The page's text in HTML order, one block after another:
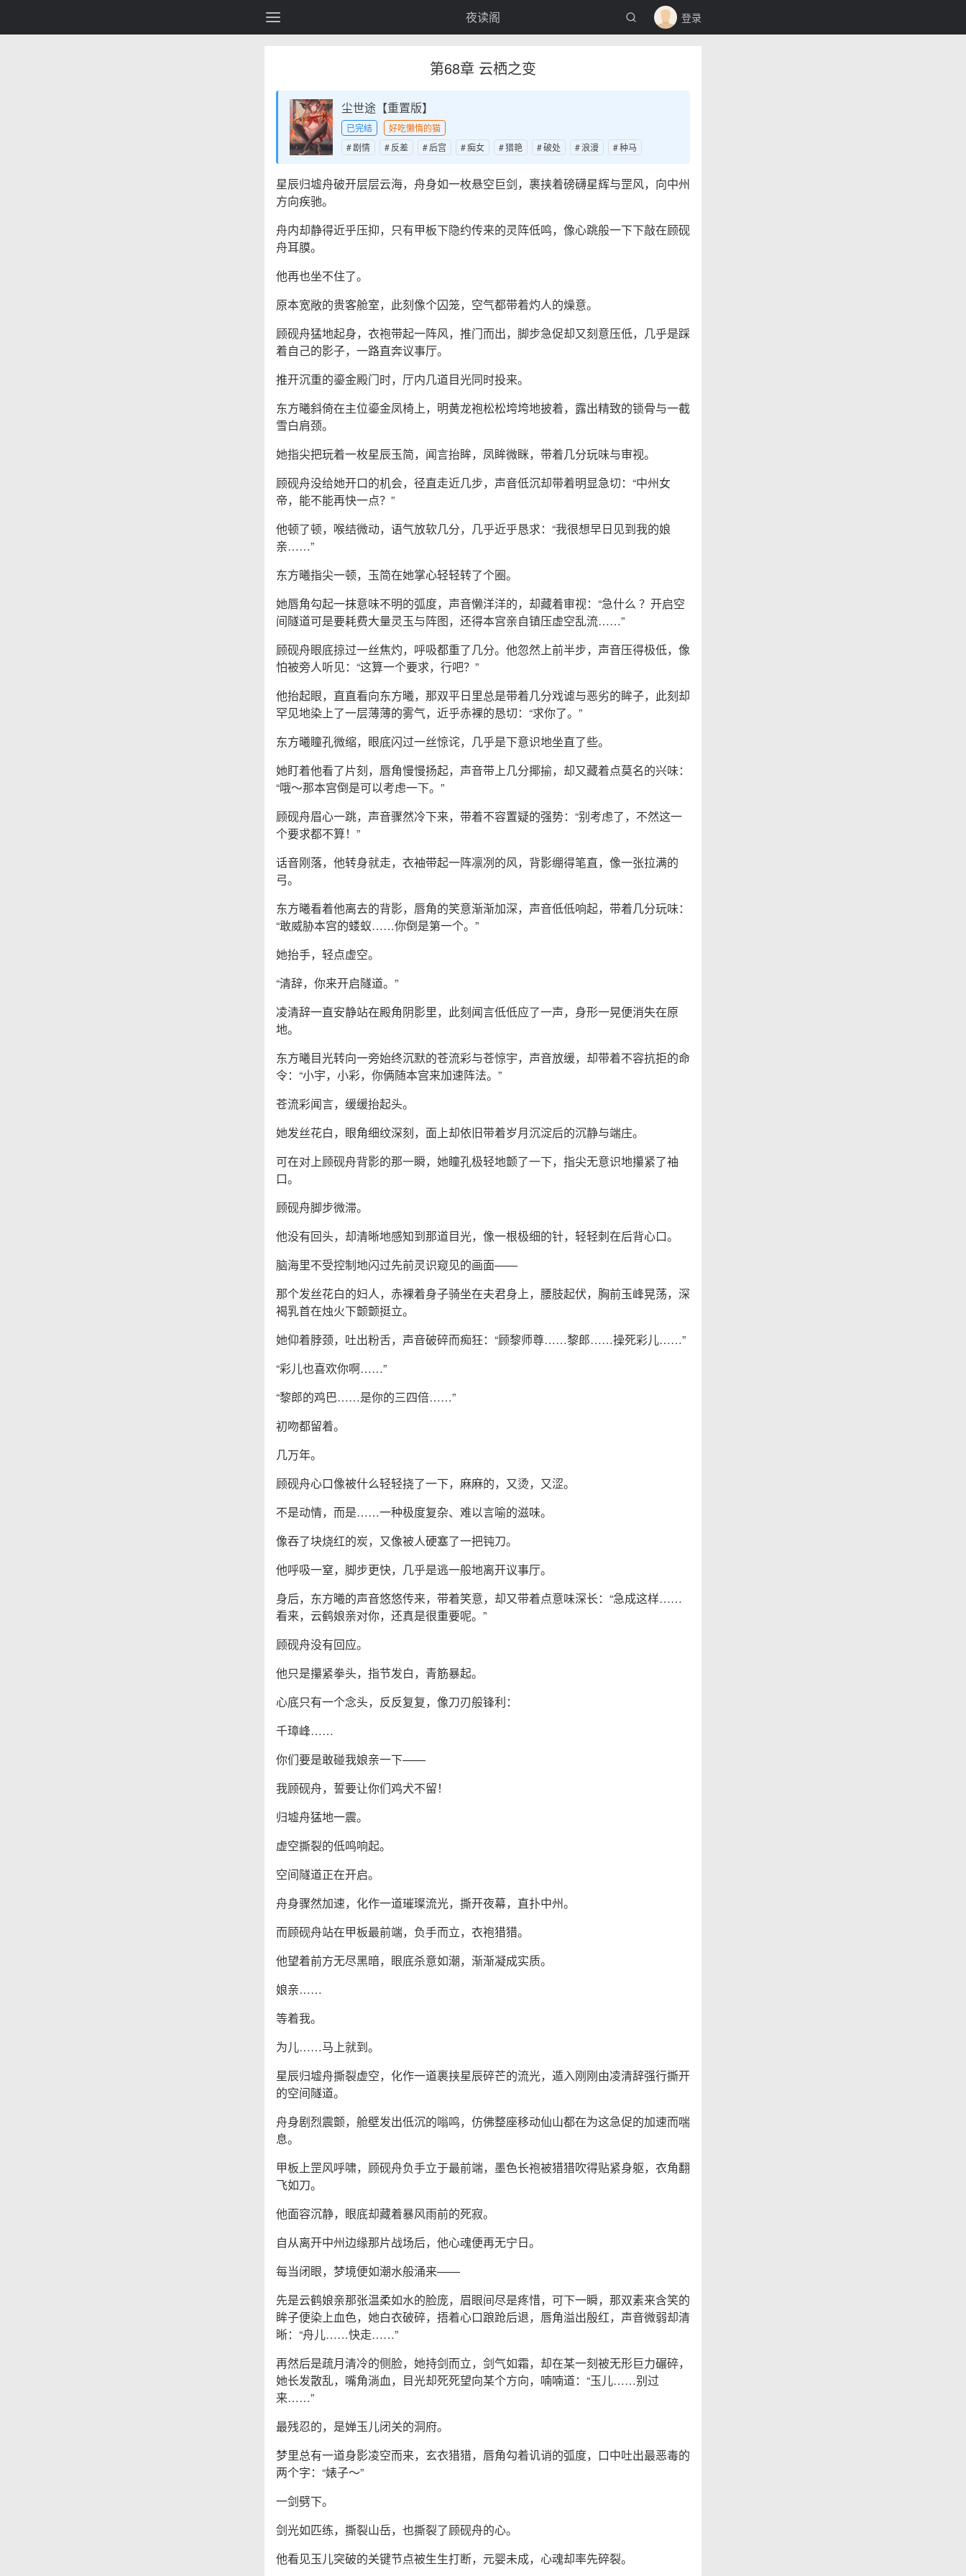
夜读阁 登录
第68章 云栖之变
尘世途【重置版】
已完结
好吃懒惰的猫
剧情
反差 后宫 痴女 猎艳 破处 浪漫 种马
星辰归墟舟破开层层云海，舟身如一枚悬空巨剑，裹挟着磅礴星辉与罡风，向中州
方向疾驰。
舟内却静得近乎压抑，只有甲板下隐约传来的灵阵低鸣，像心跳般一下下敲在顾砚
舟耳膜。
他再也坐不住了。
原本宽敞的贵客舱室，此刻像个囚笼，空气都带着灼人的燥意。
顾砚舟猛地起身，衣袍带起一阵风，推门而出，脚步急促却又刻意压低，几乎是踩
着自己的影子，一路直奔议事厅。
推开沉重的鎏金殿门时，厅内几道目光同时投来。
东方曦斜倚在主位鎏金凤椅上，明黄龙袍松松垮垮地披着，露出精致的锁骨与一截
雪白肩颈。
她指尖把玩着一枚星辰玉简，闻言抬眸，凤眸微眯，带着几分玩味与审视。
顾砚舟没给她开口的机会，径直走近几步，声音低沉却带着明显急切：“中州女
帝，能不能再快一点？”
他顿了顿，喉结微动，语气放软几分，几乎近乎恳求：“我很想早日见到我的娘
亲……”
东方曦指尖一顿，玉简在她掌心轻轻转了个圈。
她唇角勾起一抹意味不明的弧度，声音懒洋洋的，却藏着审视：“急什么 ？开启空
间隧道可是要耗费大量灵玉与阵图，还得本宫亲自镇压虚空乱流……”
顾砚舟眼底掠过一丝焦灼，呼吸都重了几分。他忽然上前半步，声音压得极低，像
怕被旁人听见：“这算一个要求，行吧？”
他抬起眼，直直看向东方曦，那双平日里总是带着几分戏谑与恶劣的眸子，此刻却
罕见地染上了一层薄薄的雾气，近乎赤裸的恳切：“求你了。”
东方曦瞳孔微缩，眼底闪过一丝惊诧，几乎是下意识地坐直了些。
她盯着他看了片刻，唇角慢慢扬起，声音带上几分揶揄，却又藏着点莫名的兴味：
“哦～那本宫倒是可以考虑一下。”
顾砚舟眉心一跳，声音骤然冷下来，带着不容置疑的强势：“别考虑了，不然这一
个要求都不算！”
话音刚落，他转身就走，衣袖带起一阵凛冽的风，背影绷得笔直，像一张拉满的
弓。
东方曦看着他离去的背影，唇角的笑意渐渐加深，声音低低响起，带着几分玩味：
“敢威胁本宫的蝼蚁……你倒是第一个。”
她抬手，轻点虚空。
“清辞，你来开启隧道。”
凌清辞一直安静站在殿角阴影里，此刻闻言低低应了一声，身形一晃便消失在原
地。
东方曦目光转向一旁始终沉默的苍流彩与苍惊宇，声音放缓，却带着不容抗拒的命
令：“小宇，小彩，你俩随本宫来加速阵法。”
苍流彩闻言，缓缓抬起头。
她发丝花白，眼角细纹深刻，面上却依旧带着岁月沉淀后的沉静与端庄。
可在对上顾砚舟背影的那一瞬，她瞳孔极轻地颤了一下，指尖无意识地攥紧了袖
口。
顾砚舟脚步微滞。
他没有回头，却清晰地感知到那道目光，像一根极细的针，轻轻刺在后背心口。
脑海里不受控制地闪过先前灵识窥见的画面——
那个发丝花白的妇人，赤裸着身子骑坐在夫君身上，腰肢起伏，胸前玉峰晃荡，深
褐乳首在烛火下颤颤挺立。
她仰着脖颈，吐出粉舌，声音破碎而痴狂：“顾黎师尊……黎郎……操死彩儿……”
“彩儿也喜欢你啊……”
“黎郎的鸡巴……是你的三四倍……”
初吻都留着。
几万年。
顾砚舟心口像被什么轻轻挠了一下，麻麻的，又烫，又涩。
不是动情，而是……一种极度复杂、难以言喻的滋味。
像吞了块烧红的炭，又像被人硬塞了一把钝刀。
他呼吸一窒，脚步更快，几乎是逃一般地离开议事厅。
身后，东方曦的声音悠悠传来，带着笑意，却又带着点意味深长：“急成这样……
看来，云鹤娘亲对你，还真是很重要呢。”
顾砚舟没有回应。
他只是攥紧拳头，指节发白，青筋暴起。
心底只有一个念头，反反复复，像刀刃般锋利：
千璋峰……
你们要是敢碰我娘亲一下——
我顾砚舟，誓要让你们鸡犬不留！
归墟舟猛地一震。
虚空撕裂的低鸣响起。
空间隧道正在开启。
舟身骤然加速，化作一道璀璨流光，撕开夜幕，直扑中州。
而顾砚舟站在甲板最前端，负手而立，衣袍猎猎。
他望着前方无尽黑暗，眼底杀意如潮，渐渐凝成实质。
娘亲……
等着我。
为儿……马上就到。
星辰归墟舟撕裂虚空，化作一道裹挟星辰碎芒的流光，遁入刚刚由凌清辞强行撕开
的空间隧道。
舟身剧烈震颤，舱壁发出低沉的嗡鸣，仿佛整座移动仙山都在为这急促的加速而喘
息。
甲板上罡风呼啸，顾砚舟负手立于最前端，墨色长袍被猎猎吹得贴紧身躯，衣角翻
飞如刀。
他面容沉静，眼底却藏着暴风雨前的死寂。
自从离开中州边缘那片战场后，他心魂便再无宁日。
每当闭眼，梦境便如潮水般涌来——
先是云鹤娘亲那张温柔如水的脸庞，眉眼间尽是疼惜，可下一瞬，那双素来含笑的
眸子便染上血色，她白衣破碎，捂着心口踉跄后退，唇角溢出殷红，声音微弱却清
晰：“舟儿……快走……”
再然后是疏月清冷的侧脸，她持剑而立，剑气如霜，却在某一刻被无形巨力碾碎，
她长发散乱，嘴角淌血，目光却死死望向某个方向，喃喃道：“玉儿……别过
来……”
最残忍的，是婵玉儿闭关的洞府。
梦里总有一道身影凌空而来，玄衣猎猎，唇角勾着讥诮的弧度，口中吐出最恶毒的
两个字：“婊子～”
一剑劈下。
剑光如匹练，撕裂山岳，也撕裂了顾砚舟的心。
他看见玉儿突破的关键节点被生生打断，元婴未成，心魂却率先碎裂。